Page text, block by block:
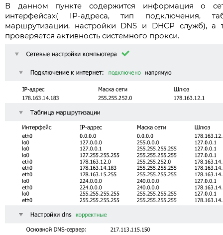
В данном пункте содержится информация о
интерфейсах( IP-адреса, тип подключения,
маршрутизации, настройки DNS и DHCP служб), а
проверяется активность системного прокси.